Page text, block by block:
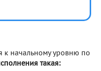
к начальному уровню по
такая: